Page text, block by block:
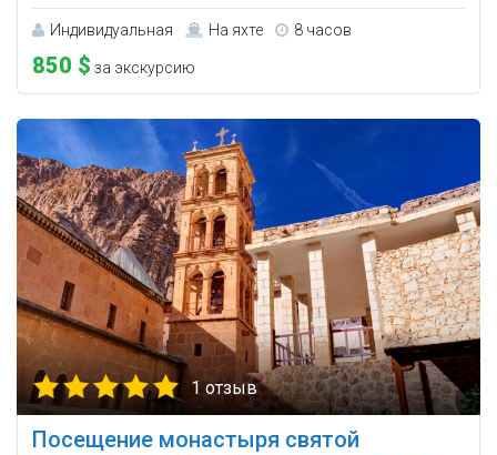
Индивидуальная На яхте 8 часов
850 $ за экскурсию
1 отзыв
Посещение монастыря святой